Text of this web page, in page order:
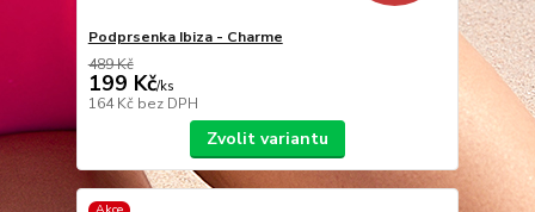
Podprsenka Ibiza - Charme
489 Kč
199 Kč/ks
164 Kč bez DPH
Zvolit variantu